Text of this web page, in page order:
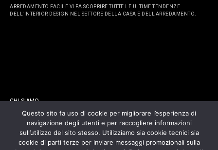
ARREDAMENTO FACILE VI FA SCOPRIRE TUTTE LE ULTIME TENDENZE
DELL'INTERIOR DESIGN NEL SETTORE DELLA CASA E DELL'ARREDAMENTO.
CHI SIAMO
CONTATTI
Questo sito fa uso di cookie per migliorare l’esperienza di
navigazione degli utenti e per raccogliere informazioni
sull’utilizzo del sito stesso. Utilizziamo sia cookie tecnici sia
cookie di parti terze per inviare messaggi promozionali sulla